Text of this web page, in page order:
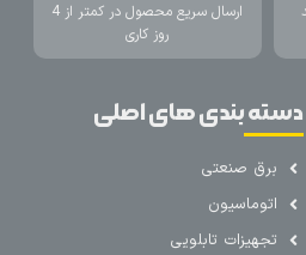
ارسال سریع محصول در کمتر از 4
روز کاری
دسته بندی های اصلی
برق صنعتی
اتوماسیون
تجهیزات تابلویی